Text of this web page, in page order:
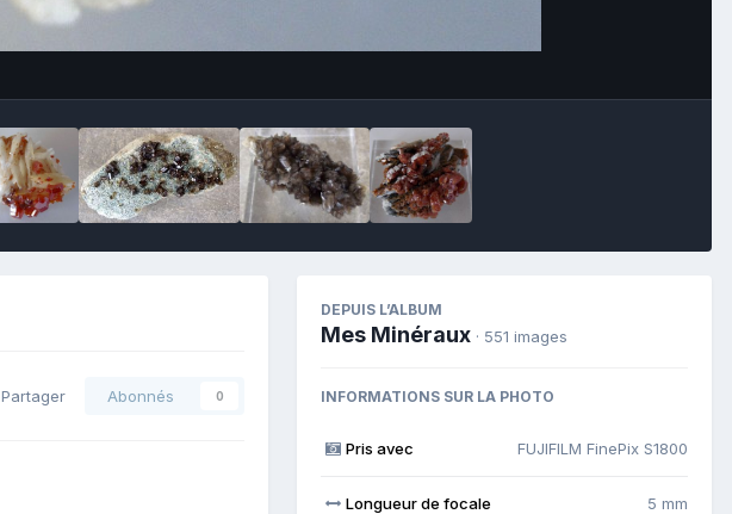
Partager Abonnés 0
DEPUIS L’ALBUM
Mes Minéraux · 551 images
INFORMATIONS SUR LA PHOTO
Pris avec FUJIFILM FinePix S1800
Longueur de focale 5 mm